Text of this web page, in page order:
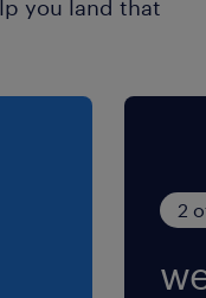
you land that
2